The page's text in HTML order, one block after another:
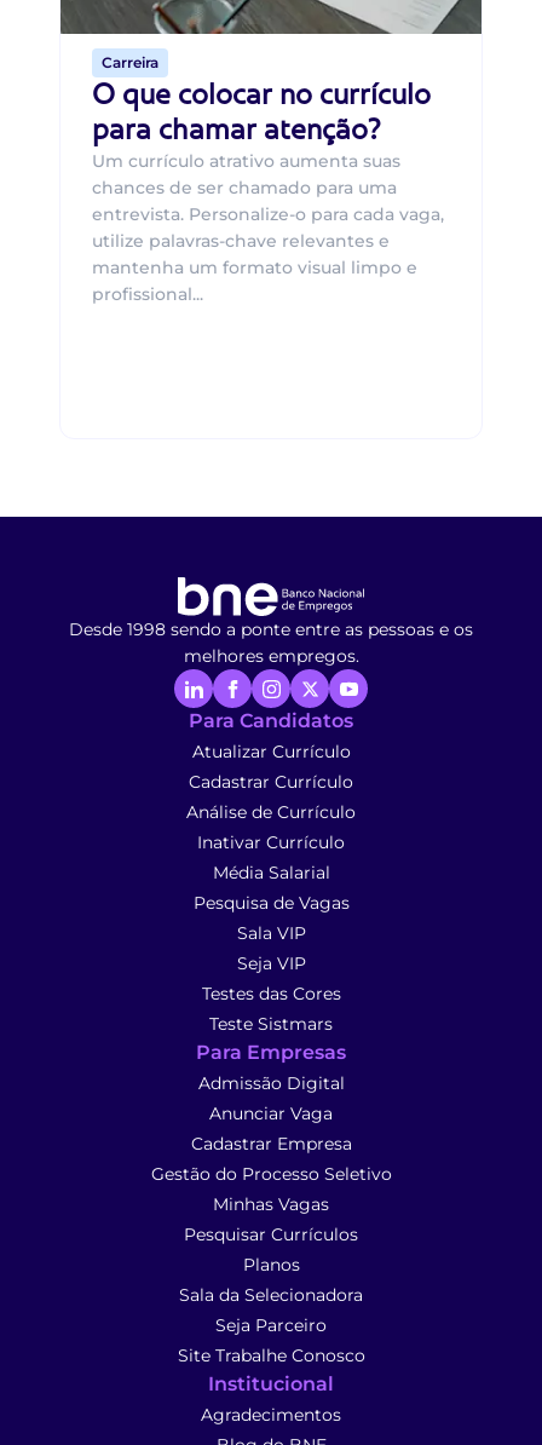
Carreira
O que colocar no currículo
para chamar atenção?
Um currículo atrativo aumenta suas
chances de ser chamado para uma
entrevista. Personalize-o para cada vaga,
utilize palavras-chave relevantes e
mantenha um formato visual limpo e
profissional...
Desde 1998 sendo a ponte entre as pessoas e os
melhores empregos.
Para Candidatos
Atualizar Currículo
Cadastrar Currículo
Análise de Currículo
Inativar Currículo
Média Salarial
Pesquisa de Vagas
Sala VIP
Seja VIP
Testes das Cores
Teste Sistmars
Para Empresas
Admissão Digital
Anunciar Vaga
Cadastrar Empresa
Gestão do Processo Seletivo
Minhas Vagas
Pesquisar Currículos
Planos
Sala da Selecionadora
Seja Parceiro
Site Trabalhe Conosco
Institucional
Agradecimentos